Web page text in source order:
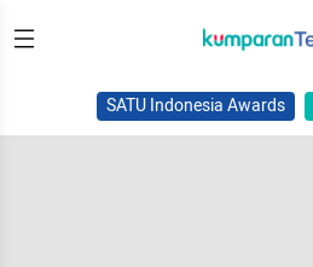
SATU Indonesia Awards